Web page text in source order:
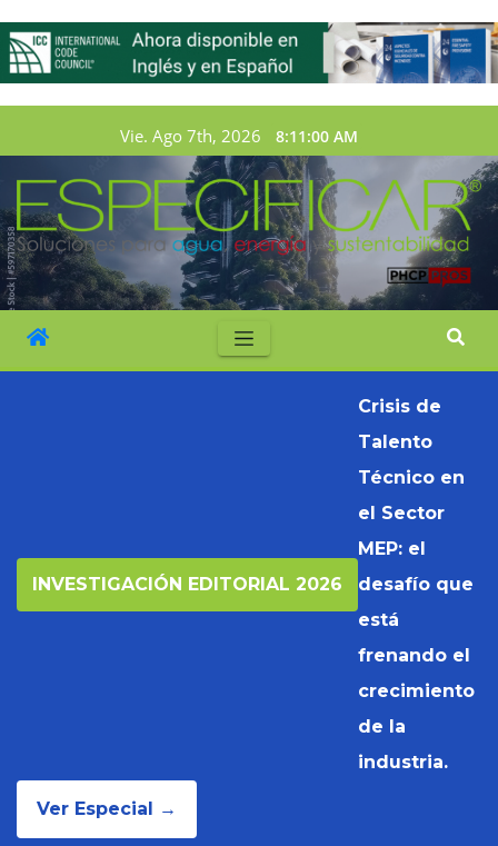
Vie. Ago 7th, 2026 8:11:02 AM
INVESTIGACIÓN EDITORIAL 2026
Crisis de
Talento
Técnico en
el Sector
MEP: el
desafío que
está
frenando el
crecimiento
de la
industria.
Ver Especial →